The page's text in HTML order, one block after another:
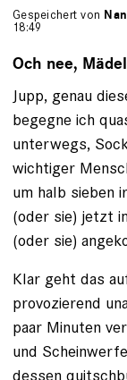
Gespeichert von
18:49
Och nee,
Jupp, genau
begegne ich
unterwegs,
wichtiger
um halb sieben
(oder sie) jetzt
(oder sie)
Klar geht das
provozierend
paar Minuten
und
dessen